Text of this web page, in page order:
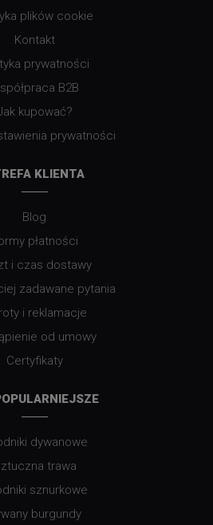
plików cookie
Kontakt
prywatności
B2B
kupować?
prywatności
KLIENTA
Blog
płatności
i czas dostawy
zadawane pytania
i reklamacje
od umowy
Certyfikaty
dywanowe
trawa
sznurkowe
burgundy